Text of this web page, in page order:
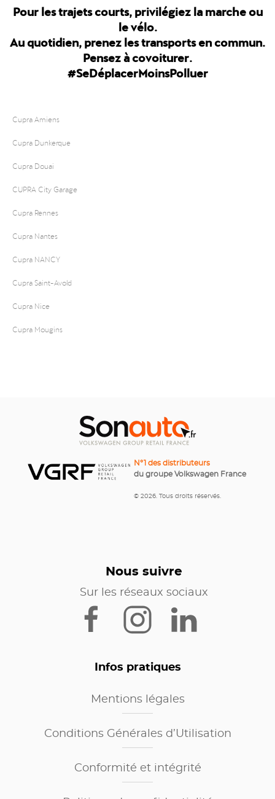
Pour les trajets courts, privilégiez la marche ou
le vélo.
Au quotidien, prenez les transports en commun.
Pensez à covoiturer.
#SeDéplacerMoinsPolluer
Cupra Amiens
Cupra Dunkerque
Cupra Douai
CUPRA City Garage
Cupra Rennes
Cupra Nantes
Cupra NANCY
Cupra Saint-Avold
Cupra Nice
Cupra Mougins
N°1 des distributeurs
du groupe Volkswagen France
© 2026. Tous droits réservés.
Nous suivre
Sur les réseaux sociaux
Infos pratiques
Mentions légales
Conditions Générales d’Utilisation
Conformité et intégrité